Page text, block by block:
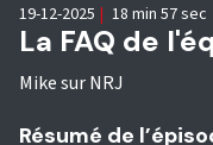
La FAQ de
Mike sur NRJ
19-12-2025 | 18 min 57 sec
Résumé de